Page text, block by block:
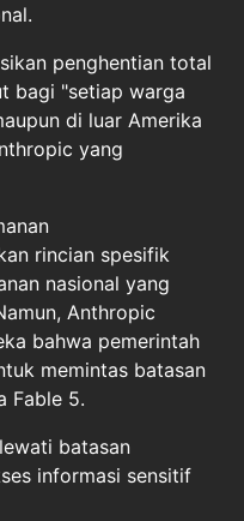
penghentian total
bagi "setiap warga
di luar Amerika
yang
rincian spesifik
nasional yang
Anthropic
bahwa pemerintah
memintas batasan
Fable 5.
batasan
informasi sensitif